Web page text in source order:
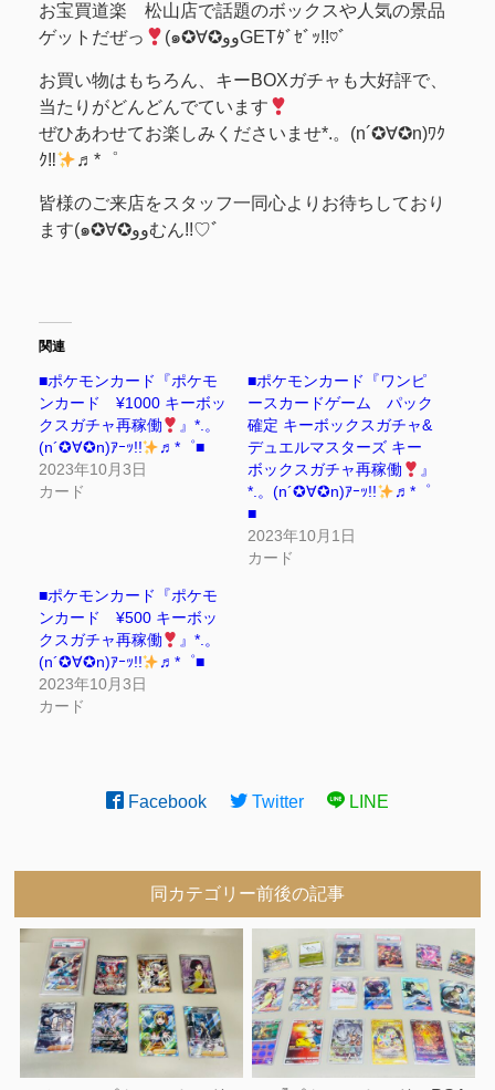
お宝買道楽 松山店で話題のボックスや人気の景品
ゲットだぜっ
(๑✪∀✪ووGETﾀﾞｾﾞｯ!!♡ﾞ
お買い物はもちろん、キーBOXガチャも大好評で、
当たりがどんどんでています
ぜひあわせてお楽しみくださいませ*.。(n´✪∀✪n)ﾜｸ
ｸ‼
♬*゜
皆様のご来店をスタッフ一同心よりお待ちしており
ます(๑✪∀✪ووむん!!♡ﾞ
関連
■ポケモンカード『ポケモ
ンカード ¥1000 キーボッ
クスガチャ再稼働
』*.。
(n´✪∀✪n)ｱｰｯ!!
♬*゜■
2023年10月3日
カード
■ポケモンカード『ワンピ
ースカードゲーム パック
確定 キーボックスガチャ&
デュエルマスターズ キー
ボックスガチャ再稼働
』
*.。(n´✪∀✪n)ｱｰｯ!!
♬*゜
■
2023年10月1日
カード
■ポケモンカード『ポケモ
ンカード ¥500 キーボッ
クスガチャ再稼働
』*.。
(n´✪∀✪n)ｱｰｯ!!
♬*゜■
2023年10月3日
カード
Facebook Twitter LINE
同カテゴリー前後の記事